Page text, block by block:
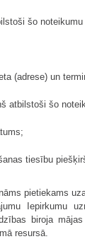
šo noteikumu
(adrese) un
atbilstoši šo
tiesību
pietiekams
Iepirkumu
biroja
resursā.